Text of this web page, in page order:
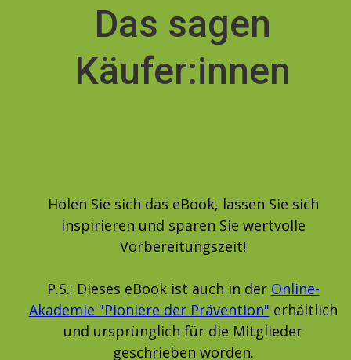
Das sagen
Käufer:innen
Holen Sie sich das eBook, lassen Sie sich
inspirieren und sparen Sie wertvolle
Vorbereitungszeit!
P.S.: Dieses eBook ist auch in der Online-
Akademie "Pioniere der Prävention" erhältlich
und ursprünglich für die Mitglieder
geschrieben worden.